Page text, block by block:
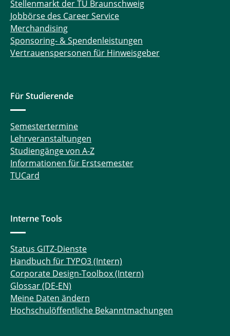
Stellenmarkt der TU Braunschweig
Jobbörse des Career Service
Merchandising
Sponsoring- & Spendenleistungen
Vertrauenspersonen für Hinweisgeber
Für Studierende
Semestertermine
Lehrveranstaltungen
Studiengänge von A-Z
Informationen für Erstsemester
TUCard
Interne Tools
Status GITZ-Dienste
Handbuch für TYPO3 (Intern)
Corporate Design-Toolbox (Intern)
Glossar (DE-EN)
Meine Daten ändern
Hochschulöffentliche Bekanntmachungen